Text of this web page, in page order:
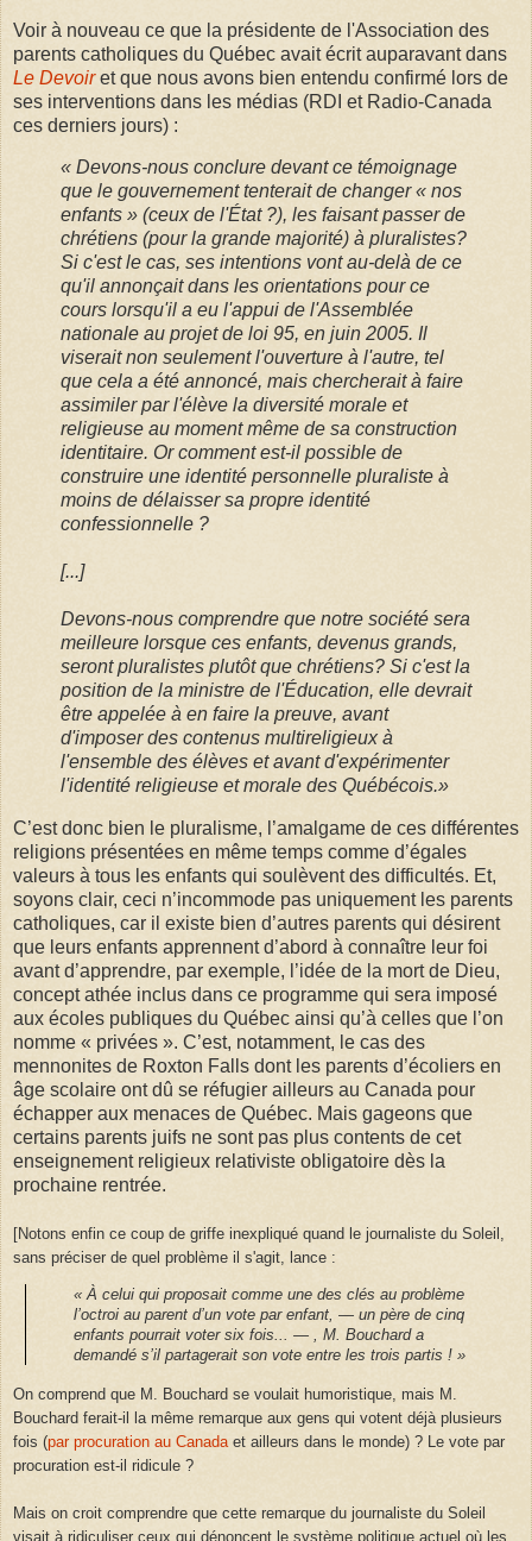
Voir à nouveau ce que la présidente de l'Association des
parents catholiques du Québec avait écrit auparavant dans
Le Devoiret que nous avons bien entendu confirmé lors de
ses interventions dans les médias (RDI et Radio-Canada
ces derniers jours) :
« Devons-nous conclure devant ce témoignage
que le gouvernement tenterait de changer « nos
enfants » (ceux de l'État ?), les faisant passer de
chrétiens (pour la grande majorité) à pluralistes?
Si c'est le cas, ses intentions vont au-delà de ce
qu'il annonçait dans les orientations pour ce
cours lorsqu'il a eu l'appui de l'Assemblée
nationale au projet de loi 95, en juin 2005. Il
viserait non seulement l'ouverture à l'autre, tel
que cela a été annoncé, mais chercherait à faire
assimiler par l'élève la diversité morale et
religieuse au moment même de sa construction
identitaire. Or comment est-il possible de
construire une identité personnelle pluraliste à
moins de délaisser sa propre identité
confessionnelle ?
[...]
Devons-nous comprendre que notre société sera
meilleure lorsque ces enfants, devenus grands,
seront pluralistes plutôt que chrétiens? Si c'est la
position de la ministre de l'Éducation, elle devrait
être appelée à en faire la preuve, avant
d'imposer des contenus multireligieux à
l'ensemble des élèves et avant d'expérimenter
l'identité religieuse et morale des Québécois.»
C’est donc bien le pluralisme, l’amalgame de ces différentes
religions présentées en même temps comme d’égales
valeurs à tous les enfants qui soulèvent des difficultés. Et,
soyons clair, ceci n’incommode pas uniquement les parents
catholiques, car il existe bien d’autres parents qui désirent
que leurs enfants apprennent d’abord à connaître leur foi
avant d’apprendre, par exemple, l’idée de la mort de Dieu,
concept athée inclus dans ce programme qui sera imposé
aux écoles publiques du Québec ainsi qu’à celles que l’on
nomme « privées ». C’est, notamment, le cas des
mennonites de Roxton Falls dont les parents d’écoliers en
âge scolaire ont dû se réfugier ailleurs au Canada pour
échapper aux menaces de Québec. Mais gageons que
certains parents juifs ne sont pas plus contents de cet
enseignement religieux relativiste obligatoire dès la
prochaine rentrée.
[Notons enfin ce coup de griffe inexpliqué quand le journaliste du Soleil,
sans préciser de quel problème il s'agit, lance :
« À celui qui proposait comme une des clés au problème
l’octroi au parent d’un vote par enfant, — un père de cinq
enfants pourrait voter six fois... — , M. Bouchard a
demandé s’il partagerait son vote entre les trois partis ! »
On comprend que M. Bouchard se voulait humoristique, mais M.
Bouchard ferait-il la même remarque aux gens qui votent déjà plusieurs
fois (par procuration au Canada et ailleurs dans le monde) ? Le vote par
procuration est-il ridicule ?
Mais on croit comprendre que cette remarque du journaliste du Soleil
visait à ridiculiser ceux qui dénoncent le système politique actuel où les